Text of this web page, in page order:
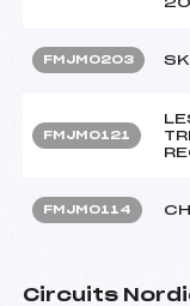
FMJM0203
FMJM0121
FMJM0114
Circuits